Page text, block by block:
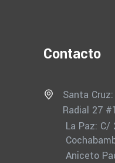
Contacto
Santa
Radial 27
La Paz: C/
Aniceto